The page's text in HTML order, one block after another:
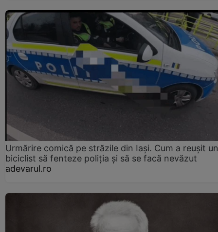
Urmărire comică pe străzile din Iași. Cum a reușit un
biciclist să fenteze poliția și să se facă nevăzut
adevarul.ro